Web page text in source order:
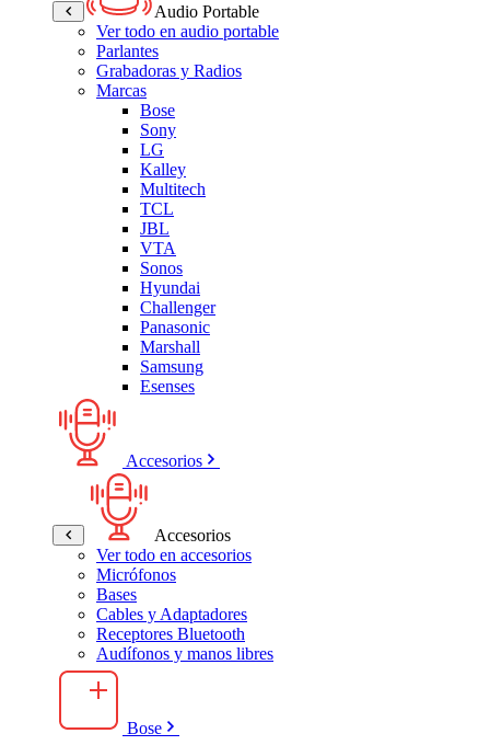
Audio Portable
Ver todo en audio portable
Parlantes
Grabadoras y Radios
Marcas
Bose
Sony
LG
Kalley
Multitech
TCL
JBL
VTA
Sonos
Hyundai
Challenger
Panasonic
Marshall
Samsung
Esenses
Accesorios
Accesorios
Ver todo en accesorios
Micrófonos
Bases
Cables y Adaptadores
Receptores Bluetooth
Audífonos y manos libres
Bose